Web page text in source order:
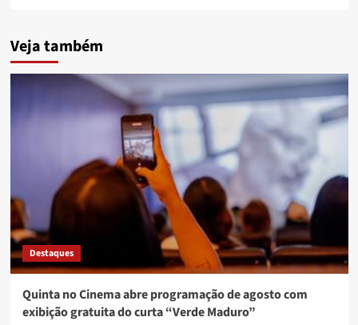
Veja também
Destaques
Quinta no Cinema abre programação de agosto com
exibição gratuita do curta “Verde Maduro”